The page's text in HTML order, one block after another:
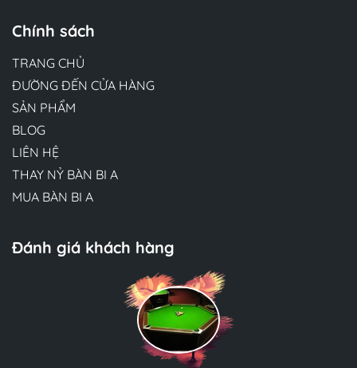
Chính sách
TRANG CHỦ
ĐƯỜNG ĐẾN CỬA HÀNG
SẢN PHẨM
BLOG
LIÊN HỆ
THAY NỶ BÀN BI A
MUA BÀN BI A
Đánh giá khách hàng